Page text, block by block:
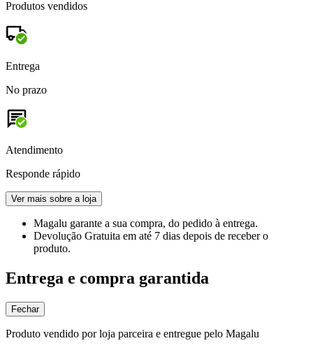
Produtos vendidos
Entrega
No prazo
Atendimento
Responde rápido
Ver mais sobre a loja
Magalu garante a sua compra, do pedido à entrega.
Devolução Gratuita em até 7 dias depois de receber o
produto.
Entrega e compra garantida
Fechar
Produto vendido por loja parceira e entregue pelo Magalu